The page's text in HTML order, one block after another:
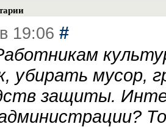
19:06 #
убирать мусор,
защиты.